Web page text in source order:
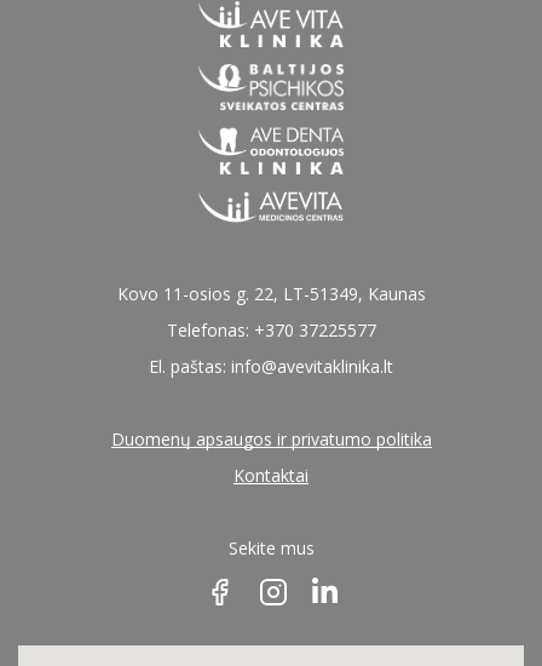
Kovo 11-osios g. 22, LT-51349, Kaunas
Telefonas: +370 37225577
El. paštas: info@avevitaklinika.lt
Duomenų apsaugos ir privatumo politika
Kontaktai
Sekite mus